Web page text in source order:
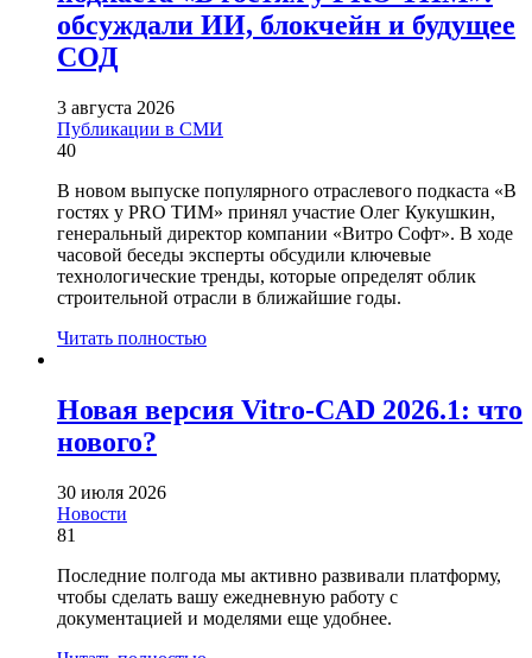
обсуждали ИИ, блокчейн и будущее
СОД
3 августа 2026
Публикации в СМИ
40
В новом выпуске популярного отраслевого подкаста «В
гостях у PRO ТИМ» принял участие Олег Кукушкин,
генеральный директор компании «Витро Софт». В ходе
часовой беседы эксперты обсудили ключевые
технологические тренды, которые определят облик
строительной отрасли в ближайшие годы.
Читать полностью
Новая версия Vitro-CAD 2026.1: что
нового?
30 июля 2026
Новости
81
Последние полгода мы активно развивали платформу,
чтобы сделать вашу ежедневную работу с
документацией и моделями еще удобнее.